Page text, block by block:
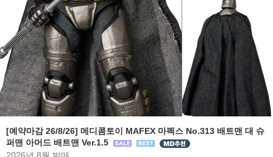
[예약마감 26/8/26] 메디콤토이 MAFEX 마펙스 No.313 배트맨 대 슈
퍼맨 아머드 배트맨 Ver.1.5
2026년 8월 발매